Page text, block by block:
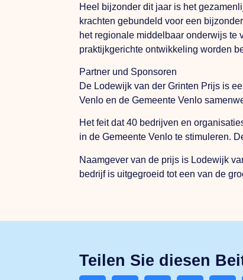
Heel bijzonder dit jaar is het
krachten gebundeld voor een
het regionale middelbaar onderwijs te
praktijkgerichte ontwikkeling worden
Partner und Sponsoren
De Lodewijk van der Grinten Prijs is
Venlo en de Gemeente Venlo
Het feit dat 40 bedrijven en
in de Gemeente Venlo te stimuleren.
Naamgever van de prijs is Lodewijk
bedrijf is uitgegroeid tot een van de
Teilen Sie diesen